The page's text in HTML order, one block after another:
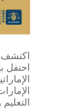
اكتشف
احتفل